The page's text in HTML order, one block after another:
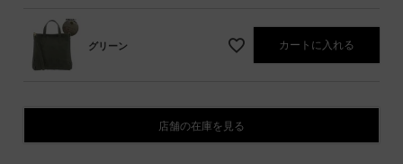
グリーン カートに入れる
店舗の在庫を見る